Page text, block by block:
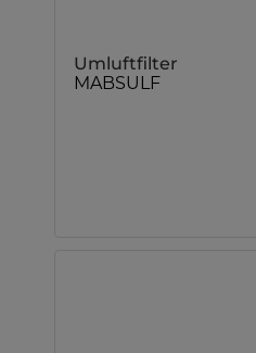
Umluftfilter
MABSULF